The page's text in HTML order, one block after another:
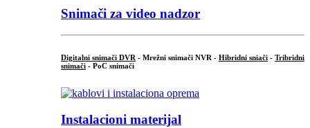
Snimači za video nadzor
Digitalni snimači DVR - Mrežni snimači NVR - Hibridni sniači - Tribridni
snimači - PoC snimači
Instalacioni materijal